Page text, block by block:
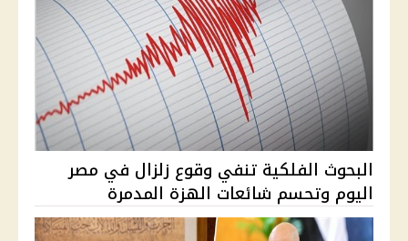
البحوث الفلكية تنفي وقوع زلزال في مصر
اليوم وتحسم شائعات الهزة المدمرة